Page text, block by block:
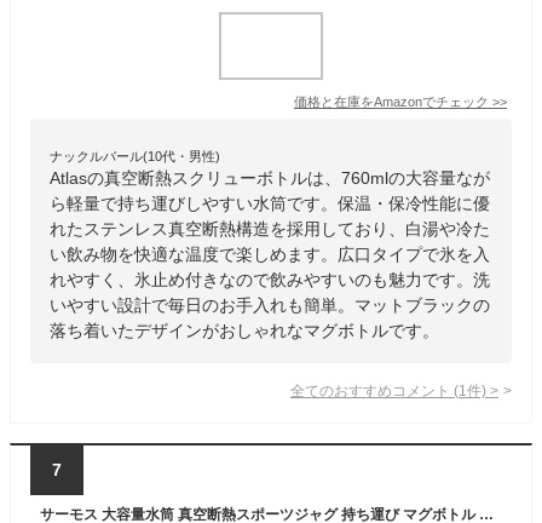
価格と在庫をAmazonでチェック >>
ナックルバール(10代・男性)
Atlasの真空断熱スクリューボトルは、760mlの大容量なが
ら軽量で持ち運びしやすい水筒です。保温・保冷性能に優
れたステンレス真空断熱構造を採用しており、白湯や冷た
い飲み物を快適な温度で楽しめます。広口タイプで氷を入
れやすく、氷止め付きなので飲みやすいのも魅力です。洗
いやすい設計で毎日のお手入れも簡単。マットブラックの
落ち着いたデザインがおしゃれなマグボトルです。
全てのおすすめコメント (1 件) >
7
サーモス 大容量水筒 真空断熱スポーツジャグ 持ち運び マグボトル 魔法瓶ケトル 保温 保冷 水筒 ステンレスボトル アウトドアフィルター付き ハンドル コップ付 ストラップ付き 直飲み 洗いやす ワンタッチ水分補給 水貯める容器 車中泊 キャンプ 取っ手付き 運動 屋外労働 サッカー 部活 (1600ML,ブラック)